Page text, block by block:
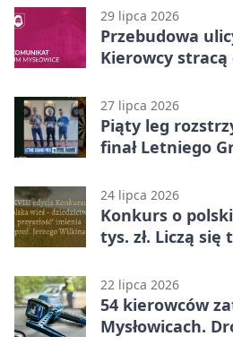
29 lipca 2026
Przebudowa
Kierowcy
27 lipca 2026
Piąty leg
finał Letniego
24 lipca 2026
Konkurs o
tys. zł. Liczą
22 lipca 2026
54 kierowców
Mysłowicach.